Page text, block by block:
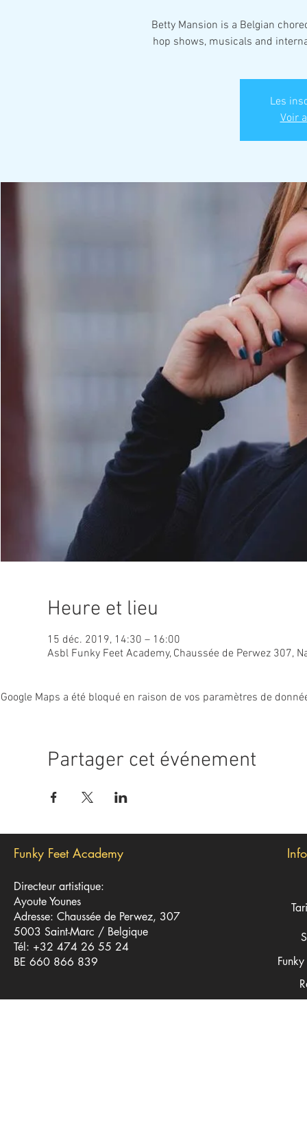
Betty Mansion is a Belgian
hop shows, musicals and
Les
Voir
Heure et lieu
15 déc. 2019, 14:30 – 16:00
Asbl Funky Feet Academy, Chaussée de Perwez 307,
Google Maps a été bloqué en raison de vos paramètres de
Partager cet événement
Funky Feet Academy
Directeur artistique:
Ayoute Younes
Adresse: Chaussée de Perwez, 307
5003 Saint-Marc / Belgique
Tél: +32 474 26 55 24
BE 660 866 839